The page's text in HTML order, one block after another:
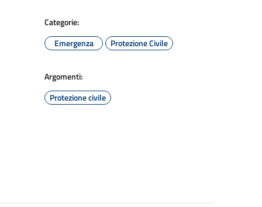
Categorie:
Emergenza
Protezione Civile
Argomenti:
Protezione civile